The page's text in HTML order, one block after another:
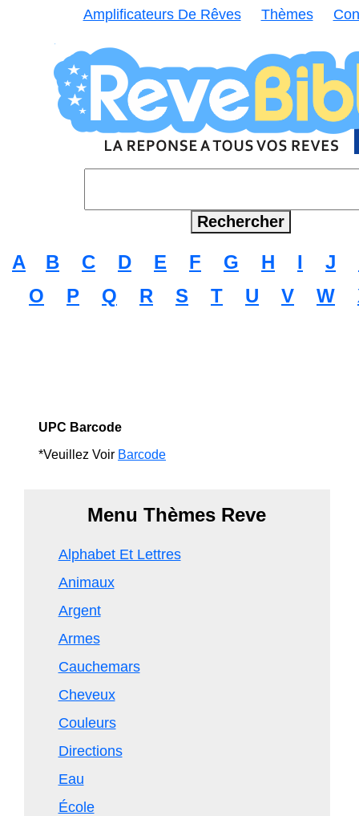
Amplificateurs De Rêves Thèmes
A B C D E F G H I J
O
P Q R S T U V W
UPC Barcode
*Veuillez Voir Barcode
Menu Thèmes Reve
Alphabet Et Lettres
Animaux
Argent
Armes
Cauchemars
Cheveux
Couleurs
Directions
Eau
École